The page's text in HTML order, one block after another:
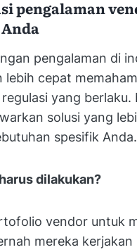
pengalaman
pengalaman di
lebih cepat
yang berlaku.
solusi yang
spesifik Anda.
dilakukan?
vendor untuk
mereka